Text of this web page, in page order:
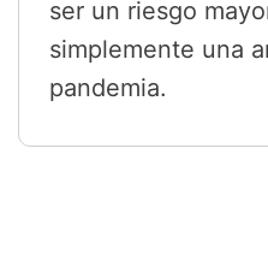
ser un riesgo
simplemente una
pandemia.